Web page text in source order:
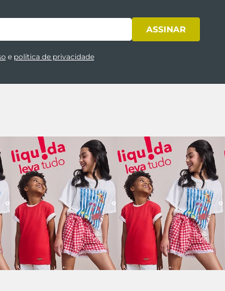
ASSINAR
e política de privacidade